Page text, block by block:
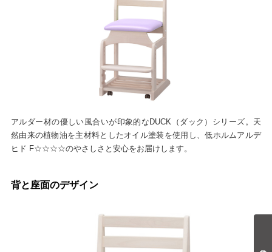
アルダー材の優しい風合いが印象的なDUCK（ダック）シリーズ。天
然由来の植物油を主材料としたオイル塗装を使用し、低ホルムアルデ
ヒド F☆☆☆☆のやさしさと安心をお届けします。
背と座面のデザイン